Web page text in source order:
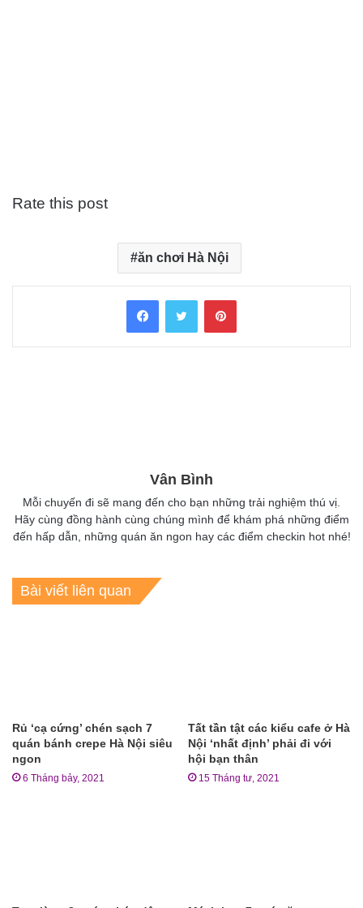
Rate this post
ăn chơi Hà Nội
FacebookTwitter Pinterest
Vân Bình
Mỗi chuyến đi sẽ mang đến cho bạn những trải nghiệm thú vị.
Hãy cùng đồng hành cùng chúng mình để khám phá những điểm
đến hấp dẫn, những quán ăn ngon hay các điểm checkin hot nhé!
Bài viết liên quan
Rủ ‘cạ cứng’ chén sạch 7
quán bánh crepe Hà Nội siêu
ngon
6 Tháng bảy, 2021
Tất tần tật các kiểu cafe ở Hà
Nội ‘nhất định’ phải đi với
hội bạn thân
15 Tháng tư, 2021